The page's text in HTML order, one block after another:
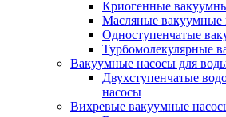
Криогенные
Масляные вакуумные
Одноступенчатые
Турбомолекулярные
Вакуумные насосы для
Двухступенчатые
насосы
Вихревые вакуумные